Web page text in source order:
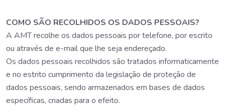
COMO SÃO RECOLHIDOS OS DADOS PESSOAIS?
A AMT recolhe os dados pessoais por telefone, por escrito
ou através de e-mail que lhe seja endereçado.
Os dados pessoais recolhidos são tratados informaticamente
e no estrito cumprimento da legislação de proteção de
dados pessoais, sendo armazenados em bases de dados
específicas, criadas para o efeito.